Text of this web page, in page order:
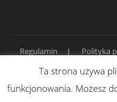
Regulamin Polityka
Copyright 2019
Ta strona używa
funkcjonowania. Możesz